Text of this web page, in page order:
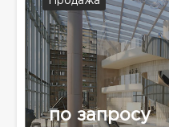
по запросу